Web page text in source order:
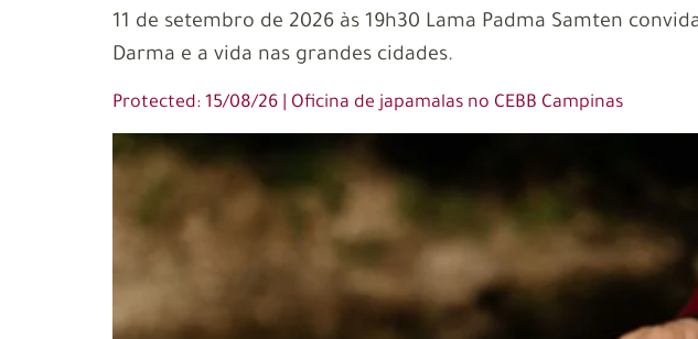
11 de setembro de 2026 às 19h30 Lama Padma Samten
Darma e a vida nas grandes cidades.
Protected: 15/08/26 | Oficina de japamalas no CEBB Campinas